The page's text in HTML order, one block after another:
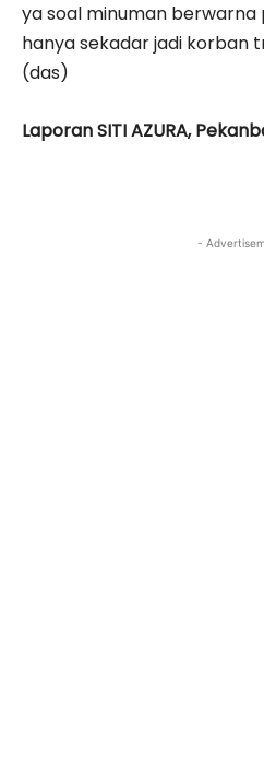
ya soal minuman berwarna
hanya sekadar jadi korban
(das)
Laporan SITI AZURA,
-